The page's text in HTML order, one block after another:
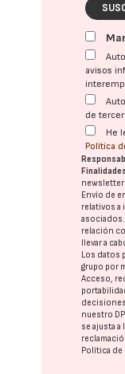
avisos
de
He
Política
Envío de
relativos a
asociados.
relación
llevar a
Los datos
grupo por
Acceso,
nuestro
se ajusta
Política